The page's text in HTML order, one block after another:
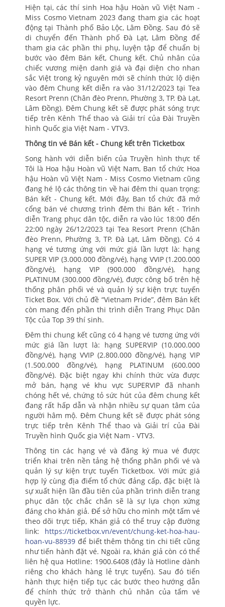
Hiện tại, các thí sinh Hoa hậu Hoàn vũ Việt Nam -
Miss Cosmo Vietnam 2023 đang tham gia các hoạt
động tại Thành phố Bảo Lộc, Lâm Đồng. Sau đó sẽ
di chuyển đến Thành phố Đà Lạt, Lâm Đồng để
tham gia các phần thi phụ, luyện tập để chuẩn bị
bước vào đêm Bán kết, Chung kết. Chủ nhân của
chiếc vương miện danh giá và đại diện cho nhan
sắc Việt trong kỷ nguyên mới sẽ chính thức lộ diện
vào đêm Chung kết diễn ra vào 31/12/2023 tại Tea
Resort Prenn (Chân đèo Prenn, Phường 3, TP. Đà Lạt,
Lâm Đồng). Đêm Chung kết sẽ được phát sóng trực
tiếp trên Kênh Thể thao và Giải trí của Đài Truyền
hình Quốc gia Việt Nam - VTV3.
Thông tin vé Bán kết - Chung kết trên Ticketbox
Song hành với diễn biến của Truyền hình thực tế
Tôi là Hoa hậu Hoàn vũ Việt Nam, Ban tổ chức Hoa
hậu Hoàn vũ Việt Nam - Miss Cosmo Vietnam cũng
đang hé lộ các thông tin về hai đêm thi quan trọng:
Bán kết - Chung kết. Mới đây, Ban tổ chức đã mở
cổng bán vé chương trình đêm thi Bán kết - Trình
diễn Trang phục dân tộc, diễn ra vào lúc 18:00 đến
22:00 ngày 26/12/2023 tại Tea Resort Prenn (Chân
đèo Prenn, Phường 3, TP. Đà Lạt, Lâm Đồng). Có 4
hạng vé tương ứng với mức giá lần lượt là: hạng
SUPER VIP (3.000.000 đồng/vé), hạng VVIP (1.200.000
đồng/vé), hạng VIP (900.000 đồng/vé), hạng
PLATINUM (300.000 đồng/vé), được công bố trên hệ
thống phân phối vé và quản lý sự kiện trực tuyến
Ticket Box. Với chủ đề “Vietnam Pride”, đêm Bán kết
còn mang đến phần thi trình diễn Trang Phục Dân
Tộc của Top 39 thí sinh.
Đêm thi chung kết cũng có 4 hạng vé tương ứng với
mức giá lần lượt là: hạng SUPERVIP (10.000.000
đồng/vé), hạng VVIP (2.800.000 đồng/vé), hạng VIP
(1.500.000 đồng/vé), hạng PLATINUM (600.000
đồng/vé). Đặc biệt ngay khi chính thức vừa được
mở bán, hạng vé khu vực SUPERVIP đã nhanh
chóng hết vé, chứng tỏ sức hút của đêm chung kết
đang rất hấp dẫn và nhận nhiều sự quan tâm của
người hâm mộ. Đêm Chung kết sẽ được phát sóng
trực tiếp trên Kênh Thể thao và Giải trí của Đài
Truyền hình Quốc gia Việt Nam - VTV3.
Thông tin các hạng vé và đăng ký mua vé được
triển khai trên nền tảng hệ thống phân phối vé và
quản lý sự kiện trực tuyến Ticketbox. Với mức giá
hợp lý cùng địa điểm tổ chức đảng cấp, đặc biệt là
sự xuất hiện lần đầu tiên của phần trình diễn trang
phục dân tộc chắc chắn sẽ là sự lựa chọn xứng
đáng cho khán giả. Để sở hữu cho mình một tấm vé
theo dõi trực tiếp, Khán giả có thể truy cập đường
link: https://ticketbox.vn/event/chung-ket-hoa-hau-
hoan-vu-88939 để biết thêm thông tin chi tiết cũng
như tiến hành đặt vé. Ngoài ra, khán giả còn có thể
liên hệ qua Hotline: 1900.6408 (đây là Hotline dành
riêng cho khách hàng lẻ trực tuyến). Sau đó tiến
hành thực hiện tiếp tục các bước theo hướng dẫn
để chính thức trở thành chủ nhân của tấm vé
quyền lực.